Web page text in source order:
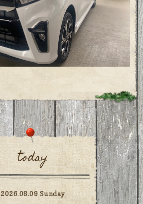
today
2026.08.09 Sunday